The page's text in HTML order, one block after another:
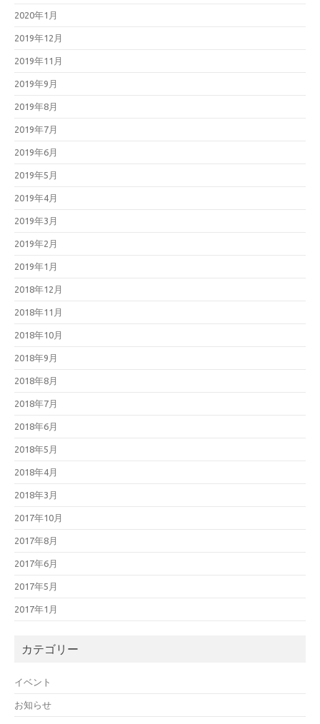
2020年1月
2019年12月
2019年11月
2019年9月
2019年8月
2019年7月
2019年6月
2019年5月
2019年4月
2019年3月
2019年2月
2019年1月
2018年12月
2018年11月
2018年10月
2018年9月
2018年8月
2018年7月
2018年6月
2018年5月
2018年4月
2018年3月
2017年10月
2017年8月
2017年6月
2017年5月
2017年1月
カテゴリー
イベント
お知らせ